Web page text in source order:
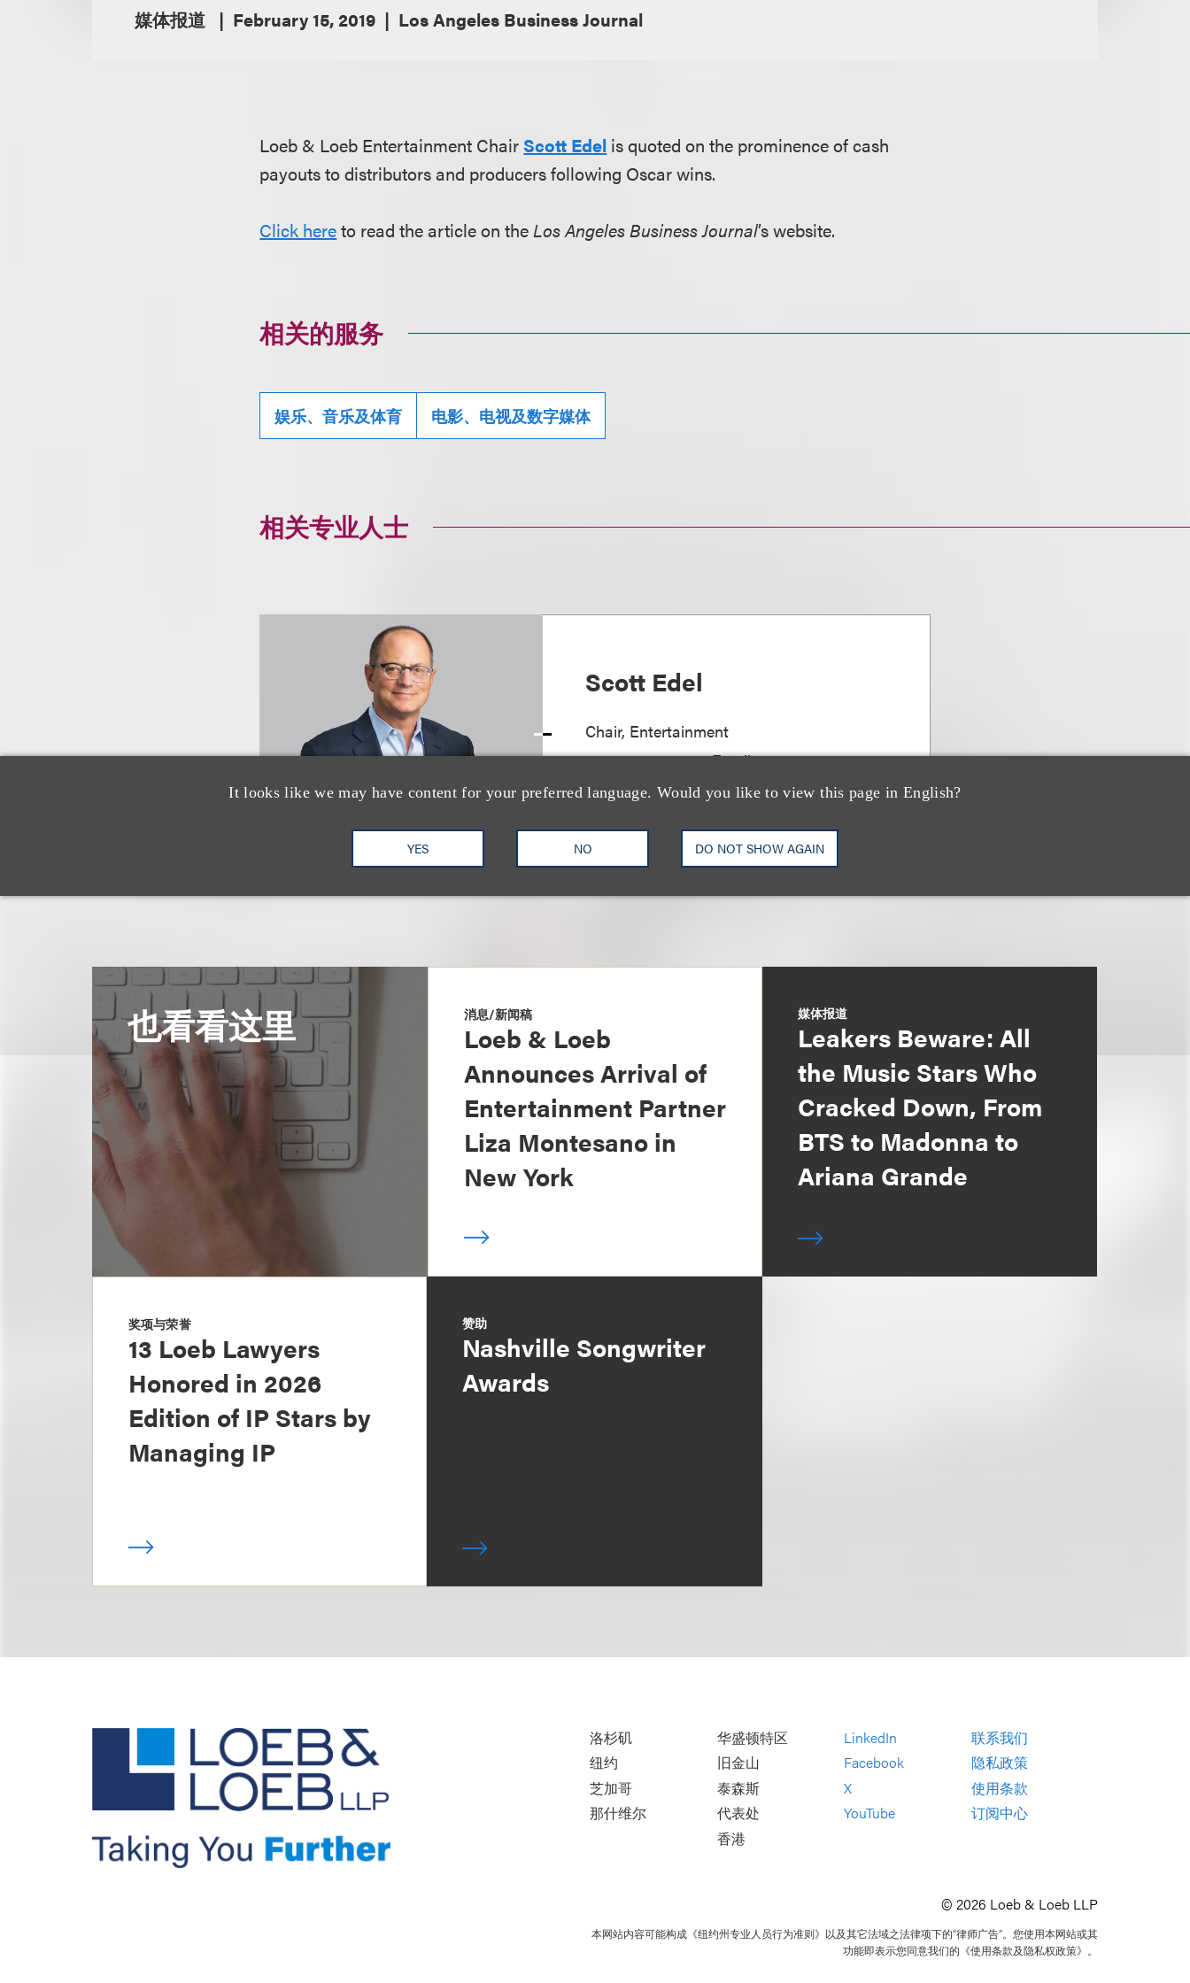
It looks like we may have content for your preferred language. Would you like to view this page in English?
YES NO DO NOT SHOW AGAIN
媒体报道 February 15, 2019 Los Angeles Business Journal
Loeb & Loeb Entertainment ChairScott Edel is quoted on the prominence of cash
payouts to distributors and producers following Oscar wins.
Click hereto read the article on theLos Angeles Business Journal’s website.
相关的服务
娱乐、音乐及体育 电影、电视及数字媒体
相关专业人士
Scott Edel
Chair, Entertainment
+1.310.282.2131
Email
也看看这里 消息/新闻稿
Loeb & Loeb
Announces Arrival of
Entertainment Partner
Liza Montesano in
New York
媒体报道
Leakers Beware: All
the Music Stars Who
Cracked Down, From
BTS to Madonna to
Ariana Grande
奖项与荣誉
13 Loeb Lawyers
Honored in 2026
Edition of IP Stars by
Managing IP
赞助
Nashville Songwriter
Awards
洛杉矶
纽约
芝加哥
那什维尔
华盛顿特区
旧金山
泰森斯
代表处
香港
LinkedIn
Facebook
X
YouTube
联系我们
隐私政策
使用条款
订阅中心
© 2026 Loeb & Loeb LLP
本网站内容可能构成《纽约州专业人员行为准则》以及其它法域之法律项下的“律师广告”。您使用本网站或其
功能即表示您同意我们的《使用条款及隐私权政策》。